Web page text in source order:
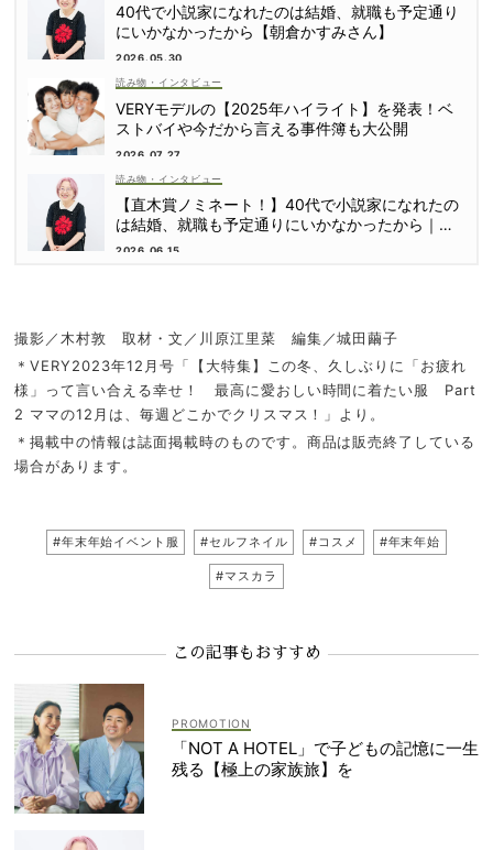
40代で小説家になれたのは結婚、就職も予定通り
にいかなかったから【朝倉かすみさん】
2026.05.30
読み物・インタビュー
VERYモデルの【2025年ハイライト】を発表！ベ
ストバイや今だから言える事件簿も大公開
2026.07.27
読み物・インタビュー
【直木賞ノミネート！】40代で小説家になれたの
は結婚、就職も予定通りにいかなかったから｜朝
倉かすみさん
2026.06.15
撮影／木村敦 取材・文／川原江里菜 編集／城田繭子
＊VERY2023年12月号「【大特集】この冬、久しぶりに「お疲れ
様」って言い合える幸せ！ 最高に愛おしい時間に着たい服 Part
2 ママの12月は、毎週どこかでクリスマス！」より。
＊掲載中の情報は誌面掲載時のものです。商品は販売終了している
場合があります。
#年末年始イベント服 #セルフネイル #コスメ #年末年始
#マスカラ
この記事もおすすめ
「NOT A HOTEL」で子どもの記憶に一生
残る【極上の家族旅】を